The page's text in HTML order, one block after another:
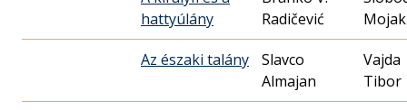
hattyúlány
Radičević
Mojak
Az északi talány
Slavco
Almajan
Vajda
Tibor